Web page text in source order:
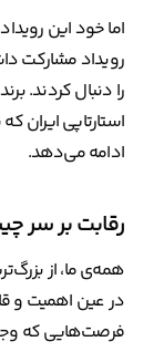
اما خود این
رویداد مشارکت
را دنبال کردند.
استارتاپی ایران
ادامه می‌دهد.
رقابت بر سر
همه‌ی ما، از
در عین اهمیت و
فرصت‌هایی که